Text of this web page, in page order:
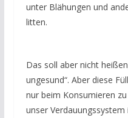
unter Blähungen und
litten.
Das soll aber nicht
ungesund“. Aber diese
nur beim Konsumieren
unser